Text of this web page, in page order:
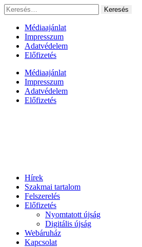
Ugrás
a
tartalomhoz
Keresés:
Médiaajánlat
Impresszum
Adatvédelem
Előfizetés
Médiaajánlat
Impresszum
Adatvédelem
Előfizetés
Hírek
Szakmai tartalom
Felszerelés
Előfizetés
Nyomtatott újság
Digitális újság
Webáruház
Kapcsolat